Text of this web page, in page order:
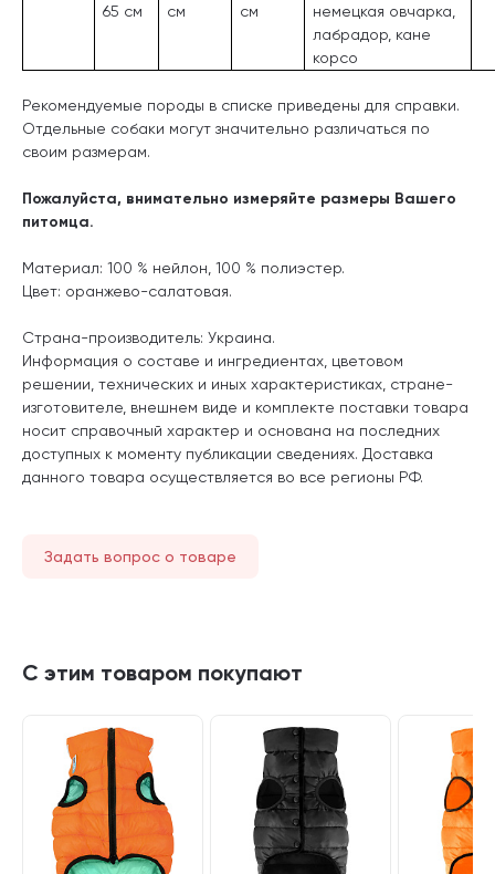
65 см
см
см
немецкая овчарка,
лабрадор, кане
корсо
Рекомендуемые породы в списке приведены для справки.
Отдельные собаки могут значительно различаться по
своим размерам.
Пожалуйста, внимательно измеряйте размеры Вашего
питомца.
Материал: 100 % нейлон, 100 % полиэстер.
Цвет: оранжево-салатовая.
Страна-производитель: Украина.
Информация о составе и ингредиентах, цветовом
решении, технических и иных характеристиках, стране-
изготовителе, внешнем виде и комплекте поставки товара
носит справочный характер и основана на последних
доступных к моменту публикации сведениях. Доставка
данного товара осуществляется во все регионы РФ.
Задать вопрос о товаре
С этим товаром покупают